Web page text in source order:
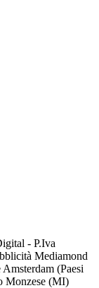
- P.Iva
Mediamond
(Paesi
Monzese (MI)